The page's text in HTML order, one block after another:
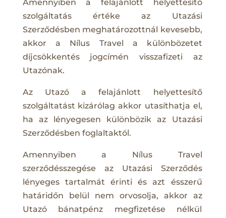
Amennyiben a felajánlott helyettesítő
szolgáltatás értéke az Utazási
Szerződésben meghatározottnál kevesebb,
akkor a Nílus Travel a különbözetet
díjcsökkentés jogcímén visszafizeti az
Utazónak.
Az Utazó a felajánlott helyettesítő
szolgáltatást kizárólag akkor utasíthatja el,
ha az lényegesen különbözik az Utazási
Szerződésben foglaltaktól.
Amennyiben a Nílus Travel
szerződésszegése az Utazási Szerződés
lényeges tartalmát érinti és azt ésszerű
határidőn belül nem orvosolja, akkor az
Utazó bánatpénz megfizetése nélkül